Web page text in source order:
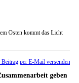
Osten kommt das Licht
Beitrag per E-Mail versenden
geben